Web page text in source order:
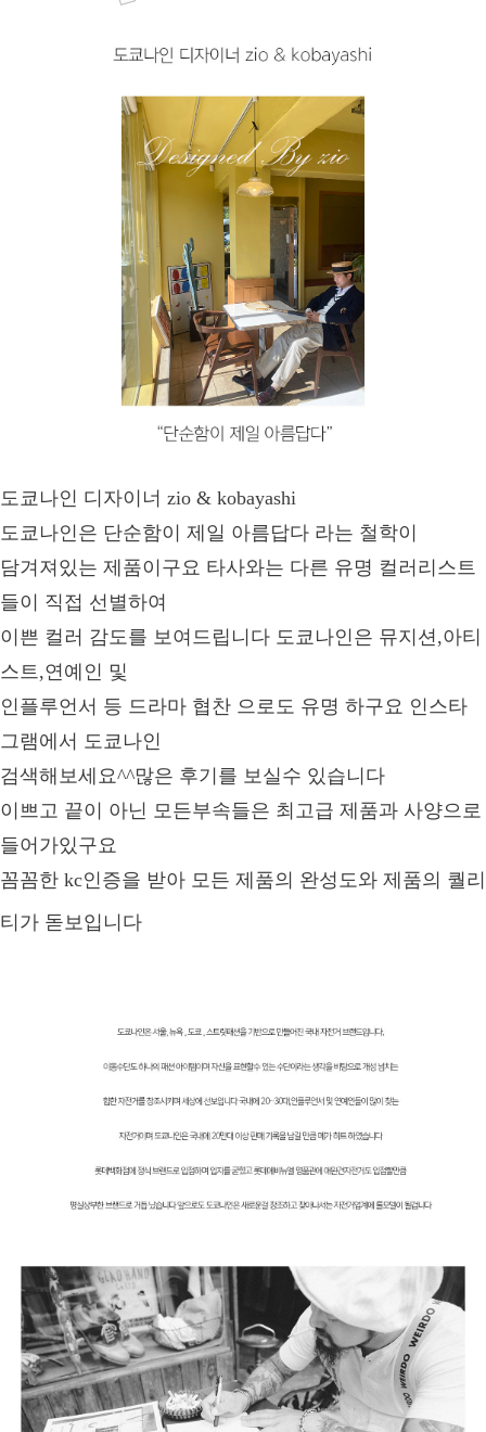
도쿄나인 디자이너 zio & kobayashi
도쿄나인은 단순함이 제일 아름답다 라는 철학이
담겨져있는 제품이구요 타사와는 다른 유명 컬러리스트
들이 직접 선별하여
이쁜 컬러 감도를 보여드립니다 도쿄나인은 뮤지션,아티
스트,연예인 및
인플루언서 등 드라마 협찬 으로도 유명 하구요 인스타
그램에서 도쿄나인
검색해보세요^^많은 후기를 보실수 있습니다
이쁘고 끝이 아닌 모든부속들은 최고급 제품과 사양으로
들어가있구요
꼼꼼한 kc인증을 받아 모든 제품의 완성도와 제품의 퀄리
티가 돋보입니다